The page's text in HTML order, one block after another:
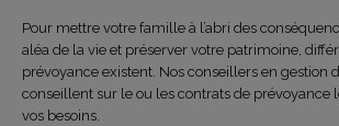
Pour mettre votre famille à l’abri des
aléa de la vie et préserver votre patrimoine,
prévoyance existent. Nos conseillers en gestion
conseillent sur le ou les contrats de prévoyance
vos besoins.